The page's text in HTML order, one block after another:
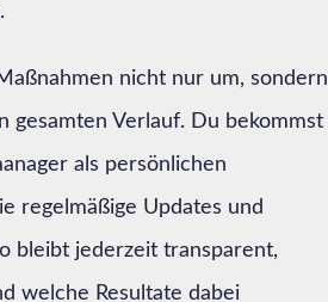
nicht nur um, sondern
gesamten Verlauf. Du bekommst
als persönlichen
regelmäßige Updates und
bleibt jederzeit transparent,
welche Resultate dabei